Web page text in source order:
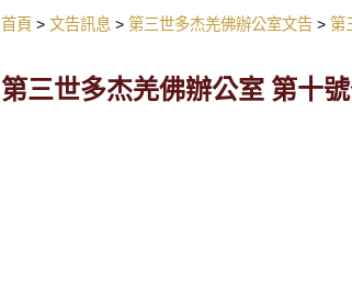
首頁 文告訊息 第三世多杰羌佛辦公室文告 第
第三世多杰羌佛辦公室 第十